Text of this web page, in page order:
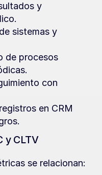
y
sistemas y
de procesos
con
en CRM
y CLTV
se relacionan: